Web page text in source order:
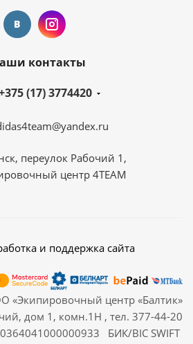
контакты
(17) 3774420
переулок Рабочий 1,
центр 4TEAM
и поддержка сайта
«Экипировочный центр «Балтик»
дом 1, комн.1Н , тел. 377-44-20
БИК/BIC SWIFT